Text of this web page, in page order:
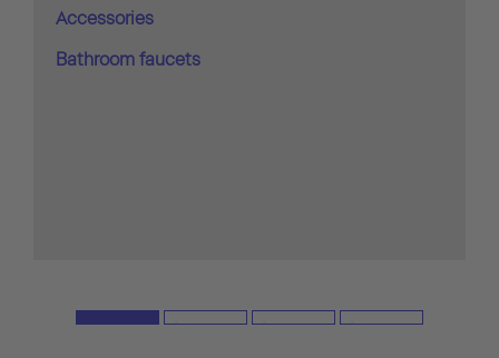
Accessories
Bathroom faucets